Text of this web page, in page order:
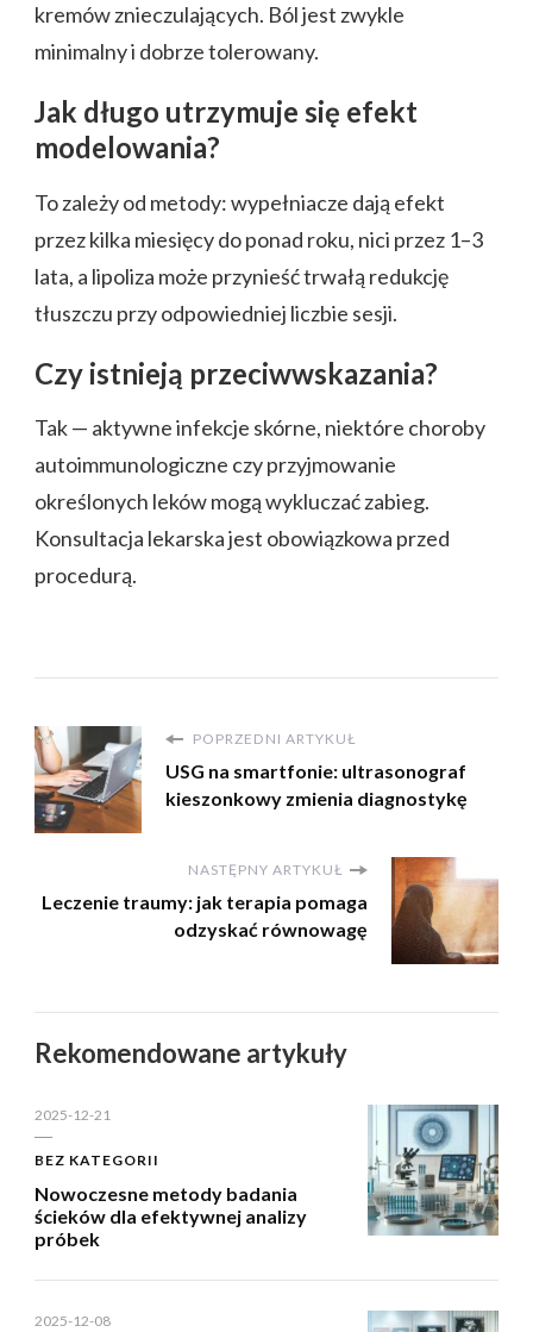
kremów znieczulających. Ból jest zwykle
minimalny i dobrze tolerowany.
Jak długo utrzymuje się efekt
modelowania?
To zależy od metody: wypełniacze dają efekt
przez kilka miesięcy do ponad roku, nici przez 1–3
lata, a lipoliza może przynieść trwałą redukcję
tłuszczu przy odpowiedniej liczbie sesji.
Czy istnieją przeciwwskazania?
Tak — aktywne infekcje skórne, niektóre choroby
autoimmunologiczne czy przyjmowanie
określonych leków mogą wykluczać zabieg.
Konsultacja lekarska jest obowiązkowa przed
procedurą.
POPRZEDNI ARTYKUŁ
USG na smartfonie: ultrasonograf
kieszonkowy zmienia diagnostykę
NASTĘPNY ARTYKUŁ
Leczenie traumy: jak terapia pomaga
odzyskać równowagę
Rekomendowane artykuły
2025-12-21
BEZ KATEGORII
Nowoczesne metody badania
ścieków dla efektywnej analizy
próbek
2025-12-08